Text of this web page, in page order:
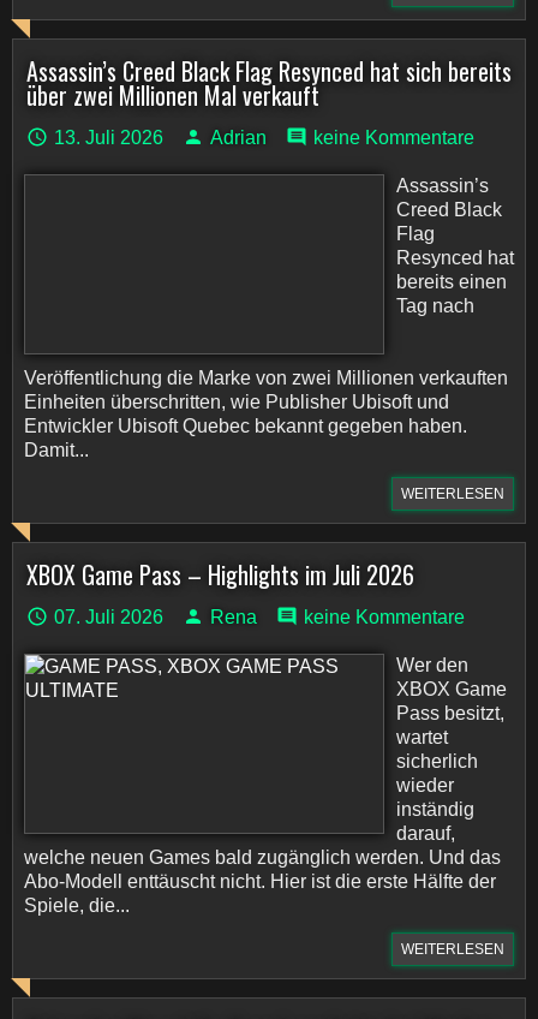
Assassin’s Creed Black Flag Resynced hat sich bereits
über zwei Millionen Mal verkauft
13. Juli 2026 Adrian keine Kommentare
Assassin’s
Creed Black
Flag
Resynced hat
bereits einen
Tag nach
Veröffentlichung die Marke von zwei Millionen verkauften
Einheiten überschritten, wie Publisher Ubisoft und
Entwickler Ubisoft Quebec bekannt gegeben haben.
Damit...
WEITERLESEN
XBOX Game Pass – Highlights im Juli 2026
07. Juli 2026 Rena keine Kommentare
Wer den
XBOX Game
Pass besitzt,
wartet
sicherlich
wieder
inständig
darauf,
welche neuen Games bald zugänglich werden. Und das
Abo-Modell enttäuscht nicht. Hier ist die erste Hälfte der
Spiele, die...
WEITERLESEN